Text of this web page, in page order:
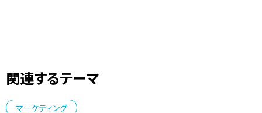
関連するテーマ
マーケティング